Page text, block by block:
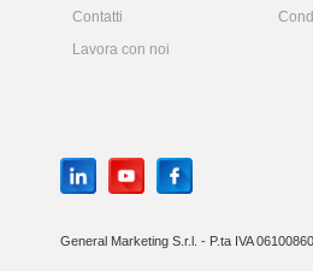
Contatti
Lavora con noi
General Marketing S.r.l. - P.ta IVA